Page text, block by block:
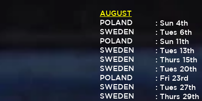
AUGUST
POLAND
SWEDEN
POLAND
SWEDEN
SWEDEN
SWEDEN
POLAND
SWEDEN
SWEDEN
: Sun 4th
: Tues 6th
: Sun 11th
: Tues 13th
: Thurs 15th
: Tues 20th
: Fri 23rd
: Tues 27th
: Thurs 29th